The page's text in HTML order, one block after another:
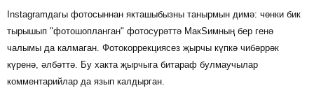
Instagramдагы фотосыннан якташыбызны танырмын димә: чөнки бик
тырышып "фотошопланган" фотосурәттә МакSимның бер генә
чалымы да калмаган. Фотокоррекциясез җырчы күпкә чибәррәк
күренә, әлбәттә. Бу хакта җырчыга битараф булмаучылар
комментарийлар да язып калдырган.